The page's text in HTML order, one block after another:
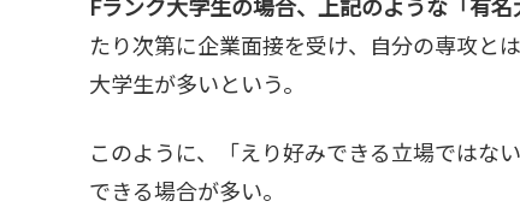
たり次第に企業面接を受け、自分の専攻と
大学生が多いという。
このように、「えり好みできる立場ではな
できる場合が多い。